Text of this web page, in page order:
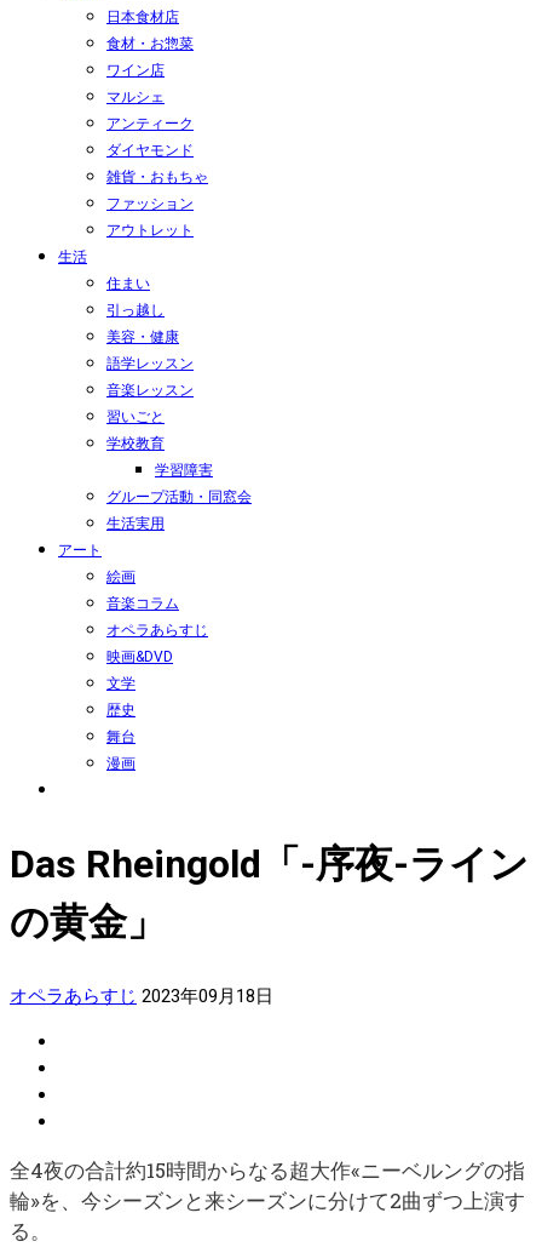
日本食材店
食材・お惣菜
ワイン店
マルシェ
アンティーク
ダイヤモンド
雑貨・おもちゃ
ファッション
アウトレット
生活
住まい
引っ越し
美容・健康
語学レッスン
音楽レッスン
習いごと
学校教育
学習障害
グループ活動・同窓会
生活実用
アート
絵画
音楽コラム
オペラあらすじ
映画&DVD
文学
歴史
舞台
漫画
Das Rheingold「-序夜-ライン
の黄金」
オペラあらすじ 2023年09月18日
全4夜の合計約15時間からなる超大作«ニーベルングの指
輪»を、今シーズンと来シーズンに分けて2曲ずつ上演す
る。